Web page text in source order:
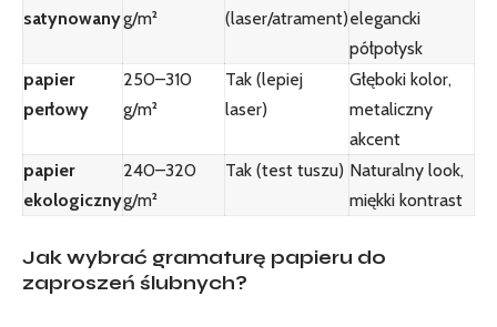
satynowanyg/m²
(laser/atrament)elegancki
półpołysk
papier
perłowy
250–310
g/m²
Tak (lepiej
laser)
Głęboki kolor,
metaliczny
akcent
papier
ekologiczny
240–320
g/m²
Tak (test tuszu) Naturalny look,
miękki kontrast
Jak wybrać gramaturę papieru do
zaproszeń ślubnych?